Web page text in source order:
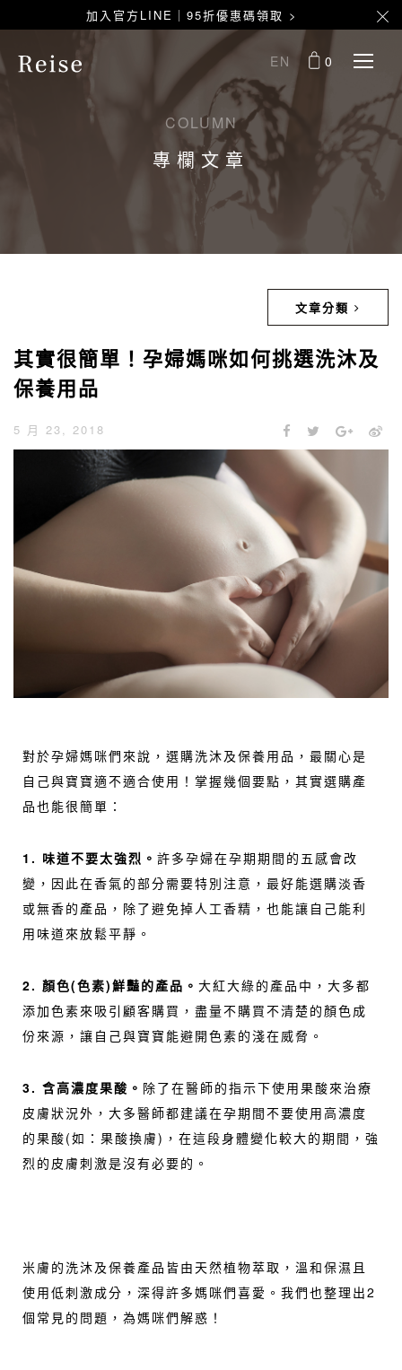
加入官方LINE｜95折優惠碼領取 >
EN 0
COLUMN
專欄文章
文章分類
其實很簡單！孕婦媽咪如何挑選洗沐及
保養用品
5 月 23, 2018
對於孕婦媽咪們來說，選購洗沐及保養用品，最關心是
自己與寶寶適不適合使用！掌握幾個要點，其實選購產
品也能很簡單：
1. 味道不要太強烈。 許多孕婦在孕期期間的五感會改
變，因此在香氣的部分需要特別注意，最好能選購淡香
或無香的產品，除了避免掉人工香精，也能讓自己能利
用味道來放鬆平靜。
2. 顏色(色素)鮮豔的產品。 大紅大綠的產品中，大多都
添加色素來吸引顧客購買，盡量不購買不清楚的顏色成
份來源，讓自己與寶寶能避開色素的淺在威脅。
3. 含高濃度果酸。 除了在醫師的指示下使用果酸來治療
皮膚狀況外，大多醫師都建議在孕期間不要使用高濃度
的果酸(如：果酸換膚)，在這段身體變化較大的期間，強
烈的皮膚刺激是沒有必要的。
米膚的洗沐及保養產品皆由天然植物萃取，溫和保濕且
使用低刺激成分，深得許多媽咪們喜愛。我們也整理出2
個常見的問題，為媽咪們解惑！